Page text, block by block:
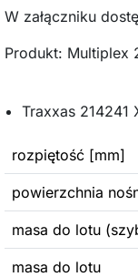
W załączniku
Produkt: Multiplex
Traxxas 214241
rozpiętość [mm]
powierzchnia
masa do lotu
masa do lotu